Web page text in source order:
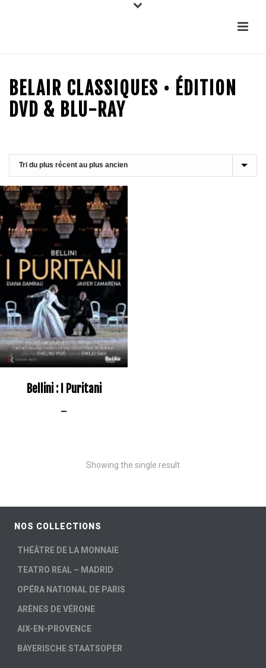
BELAIR CLASSIQUES • ÉDITION
DVD & BLU-RAY
Bellini : I Puritani
–
Showing the single result
NOS COLLECTIONS
THÉÂTRE DE LA MONNAIE
TEATRO REAL – MADRID
OPÉRA NATIONAL DE PARIS
ARÈNES DE VÉRONE
AIX-EN-PROVENCE
BAYERISCHE STAATSOPER